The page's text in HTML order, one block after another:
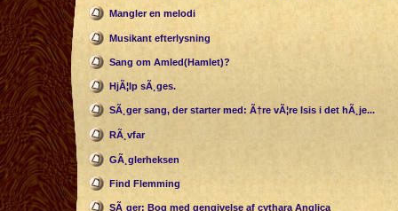
Mangler en melodi
Musikant efterlysning
Sang om Amled(Hamlet)?
HjÃ¦lp sÃ¸ges.
SÃ¸ger sang, der starter med: Ã†re vÃ¦re Isis i det hÃ¸je...
RÃ¸vfar
GÃ¸glerheksen
Find Flemming
SÃ¸ger: Bog med gengivelse af cythara Anglica